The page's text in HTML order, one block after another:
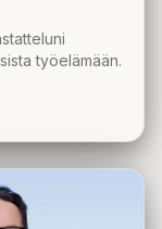
työelämään.